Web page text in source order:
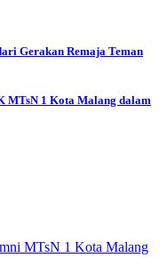
Gerakan Remaja Teman
MTsN 1 Kota Malang dalam